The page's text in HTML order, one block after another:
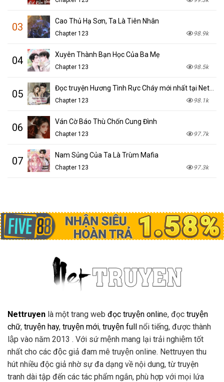
03 Cao Thủ Hạ Sơn, Ta Là Tiên Nhân
Chapter 123 98.9k
04 Xuyên Thành Bạn Học Của Ba Mẹ
Chapter 123 98.5k
05
Chapter 123 98.1k
06 Ván Cờ Báo Thù Chốn Cung Đình
Chapter 123 97.7k
07 Nam Sủng Của Ta Là Trùm Mafia
Chapter 123 97.3k
Nettruyen là một trang web đọc truyện online, đọc truyện
chữ, truyện hay, truyện mới, truyện full nổi tiếng, được thành
lập vào năm 2013 . Với sứ mệnh mang lại trải nghiệm tốt
nhất cho các độc giả đam mê truyện online. Nettruyen thu
hút nhiều độc giả nhờ sự đa dạng về nội dung, từ truyện
tranh dài tập đến các tác phẩm ngắn, phù hợp với mọi lứa